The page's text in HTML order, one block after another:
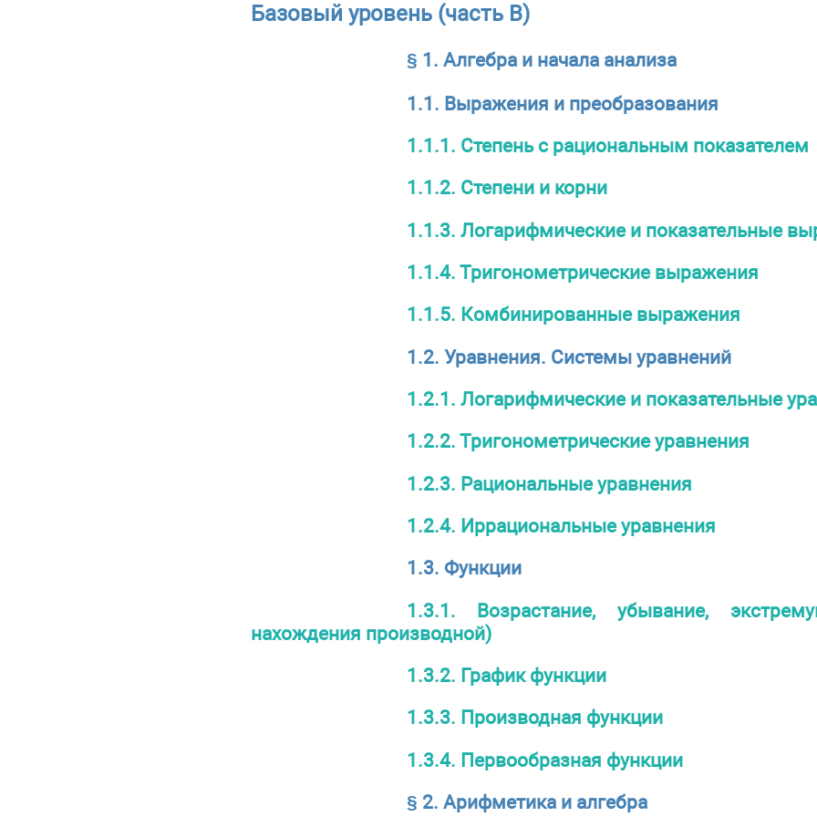
Базовый уровень (часть B)
§ 1. Алгебра и начала анализа
1.1. Выражения и преобразования
1.1.1. Степень с рациональным показателем
1.1.2. Степени и корни
1.1.3. Логарифмические и показательные
1.1.4. Тригонометрические выражения
1.1.5. Комбинированные выражения
1.2. Уравнения. Системы уравнений
1.2.1. Логарифмические и показательные
1.2.2. Тригонометрические уравнения
1.2.3. Рациональные уравнения
1.2.4. Иррациональные уравнения
1.3. Функции
1.3.1. Возрастание, убывание,
нахождения производной)
1.3.2. График функции
1.3.3. Производная функции
1.3.4. Первообразная функции
§ 2. Арифметика и алгебра